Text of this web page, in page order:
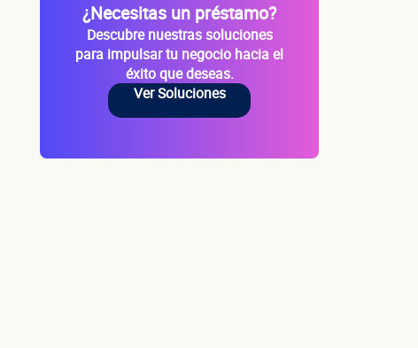
¿Necesitas un préstamo?
Descubre nuestras soluciones
para impulsar tu negocio hacia el
éxito que deseas.
Ver Soluciones